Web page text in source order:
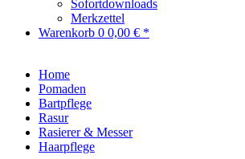
Sofortdownloads
Merkzettel
Warenkorb 0 0,00 € *
Home
Pomaden
Bartpflege
Rasur
Rasierer & Messer
Haarpflege